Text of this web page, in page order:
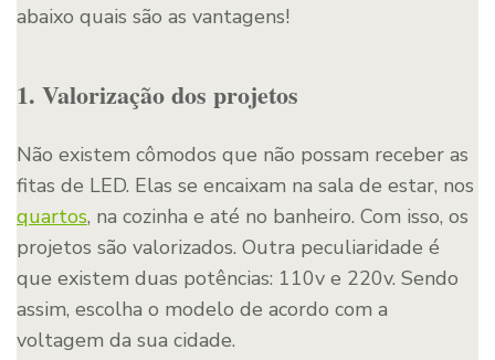
abaixo quais são as vantagens!
1. Valorização dos projetos
Não existem cômodos que não possam receber as
fitas de LED. Elas se encaixam na sala de estar, nos
quartos, na cozinha e até no banheiro. Com isso, os
projetos são valorizados. Outra peculiaridade é
que existem duas potências: 110v e 220v. Sendo
assim, escolha o modelo de acordo com a
voltagem da sua cidade.